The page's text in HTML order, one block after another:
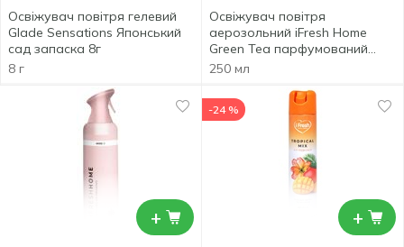
Освіжувач повітря гелевий
Glade Sensations Японський
сад запаска 8г
8 г
Освіжувач повітря
аерозольний iFresh Home
Green Tea парфумований
250мл
250 мл
+ +
-24 %